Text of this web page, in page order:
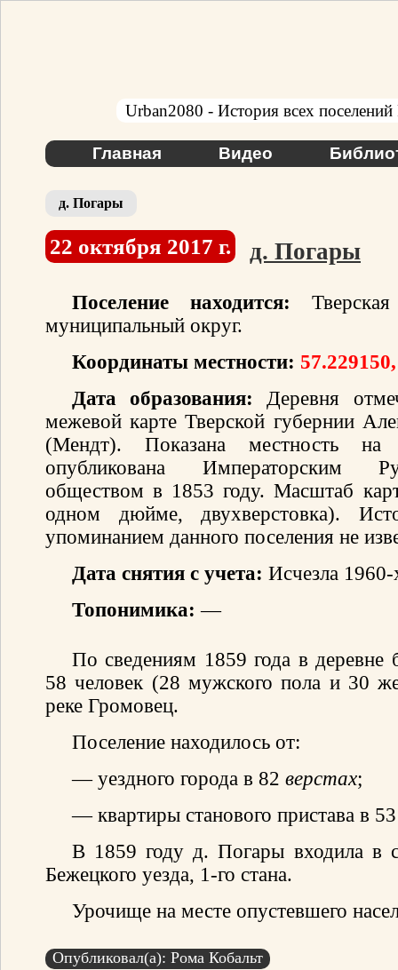
Urban2080 - История всех поселений
Главная Видео
д. Погары
22 октября 2017 г. д. Погары
Поселение находится:
муниципальный округ.
Координаты местности:
Дата образования: Деревня
межевой карте Тверской губернии
(Мендт). Показана местность
опубликована Императорским
обществом в 1853 году. Масштаб
одном дюйме, двухверстовка).
упоминанием данного поселения не
Дата снятия с учета: Исчезла 1960-
Топонимика: —
По сведениям 1859 года в
58 человек (28 мужского пола и 30
реке Громовец.
Поселение находилось от:
— уездного города в 82 верстах;
— квартиры станового пристава в
В 1859 году д. Погары входила в
Бежецкого уезда, 1-го стана.
Урочище на месте опустевшего
Опубликовал(а): Рома Кобальт